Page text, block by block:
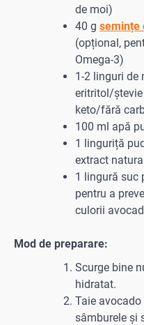
de moi)
40 g semințe
(opțional,
Omega-3)
1-2 linguri de
eritritol/ștevie
keto/fără
100 ml apă
1 linguriță
extract
1 lingură suc
pentru a
culorii
Mod de preparare:
Scurge bine
hidratat.
Taie
sâmburele și